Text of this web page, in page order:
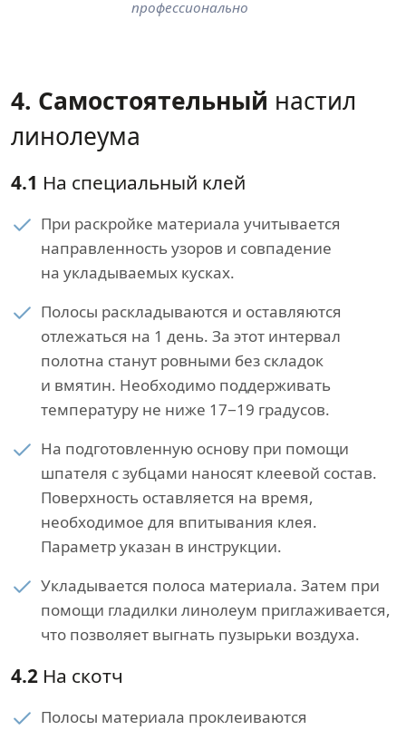
профессионально
4. Самостоятельный настил
линолеума
4.1 На специальный клей
При раскройке материала учитывается
направленность узоров и совпадение
на укладываемых кусках.
Полосы раскладываются и оставляются
отлежаться на 1 день. За этот интервал
полотна станут ровными без складок
и вмятин. Необходимо поддерживать
температуру не ниже 17−19 градусов.
На подготовленную основу при помощи
шпателя с зубцами наносят клеевой состав.
Поверхность оставляется на время,
необходимое для впитывания клея.
Параметр указан в инструкции.
Укладывается полоса материала. Затем при
помощи гладилки линолеум приглаживается,
что позволяет выгнать пузырьки воздуха.
4.2 На скотч
Полосы материала проклеиваются